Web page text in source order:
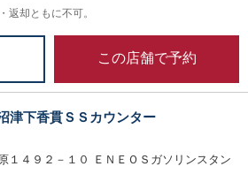
返却ともに不可。
この店舗で予約
津下香貫ＳＳカウンター
１４９２－１０ ＥＮＥＯＳガソリンスタン